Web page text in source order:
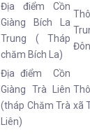
Địa điểm Cồn
Giàng Bích La
Trung ( Tháp
chăm Bích La)
Địa điểm Cồn
Giàng Trà Liên
(tháp Chăm Trà
Liên)
xã